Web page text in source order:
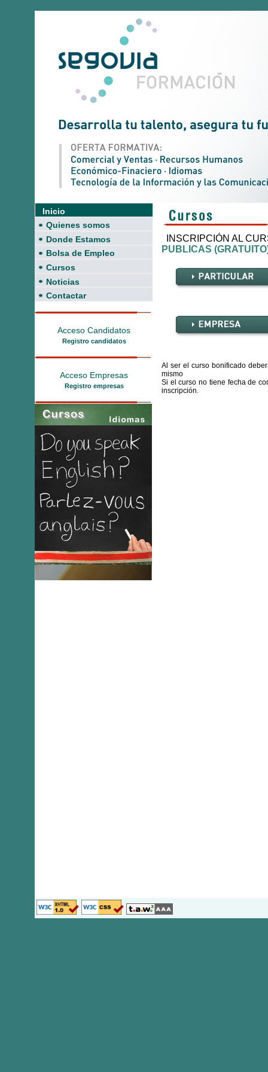
Inicio
Quienes somos
Donde Estamos
Bolsa de Empleo
Cursos
Noticias
Contactar
Acceso Candidatos
Registro candidatos
Acceso Empresas
Registro empresas
INSCRIPCIÓN AL
PUBLICAS
Al ser el curso bonificado
mismo
Si el curso no tiene fecha de
inscripción.